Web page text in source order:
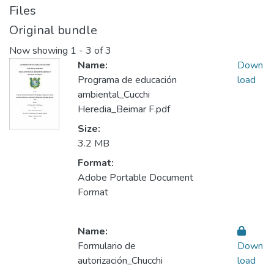
Files
Original bundle
Now showing 1 - 3 of 3
Name:
Programa de educación
ambiental_Cucchi
Heredia_Beimar F.pdf
Size:
3.2 MB
Format:
Adobe Portable Document
Format
Down
load
Name:
Formulario de
autorización_Chucchi
Down
load